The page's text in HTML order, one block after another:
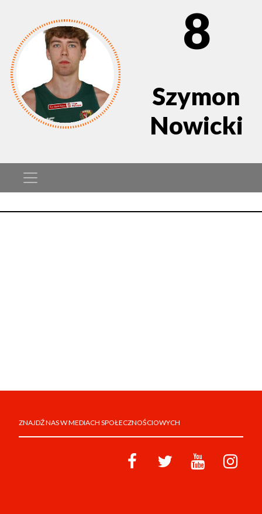
8
Szymon
Nowicki
ZNAJDŹ NAS W MEDIACH SPOŁECZNOŚCIOWYCH